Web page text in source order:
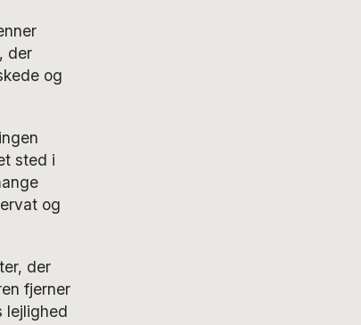
der
og
sted i
og
der
fjerner
lejlighed